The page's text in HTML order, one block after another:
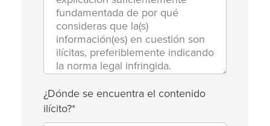
¿Dónde se encuentra el contenido
ilícito?*